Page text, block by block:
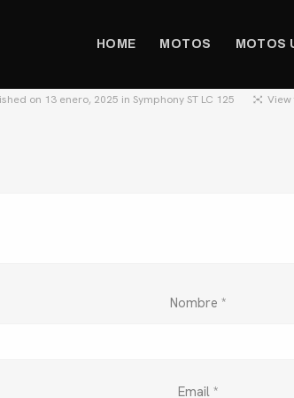
HOME MOTOS MOTOS
on 13 enero, 2025 in Symphony ST LC 125 View
Nombre *
Email *